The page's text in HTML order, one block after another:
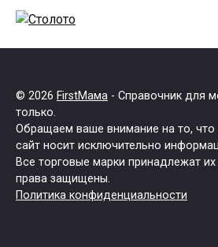
© 2026 FirstМама - Справочник для
только.
Обращаем ваше внимание на то, что
сайт носит исключительно
Все торговые марки принадлежат
права защищены.
Политика конфиденциальности